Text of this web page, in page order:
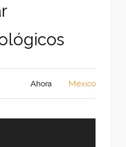
Ahora México